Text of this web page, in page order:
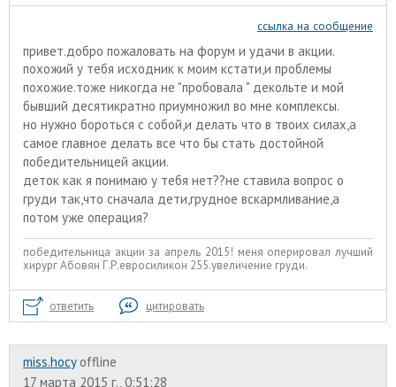
ссылка на сообщение
привет.добро пожаловать на форум и удачи в акции.
похожий у тебя исходник к моим кстати,и проблемы
похожие.тоже никогда не "пробовала " декольте и мой
бывший десятикратно приумножил во мне комплексы.
но нужно бороться с собой,и делать что в твоих силах,а
самое главное делать все что бы стать достойной
победительницей акции.
деток как я понимаю у тебя нет??не ставила вопрос о
груди так,что сначала дети,грудное вскармливание,а
потом уже операция?
победительница акции за апрель 2015! меня оперировал лучший
хирург Абовян Г.Р.евросиликон 255.увеличение груди.
ответить цитировать
miss.hocy offline
17 марта 2015 г., 0:51:28